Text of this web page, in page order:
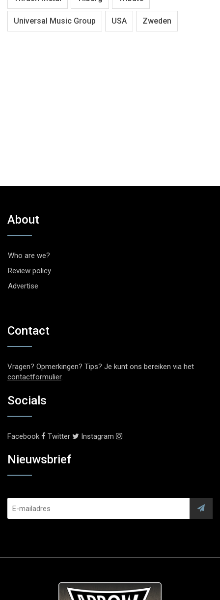
Universal Music Group USA Zweden
About
Who are we?
Review policy
Advertise
Contact
Vragen? Opmerkingen? Tips? Je kunt ons bereiken via het
contactformulier.
Socials
Facebook Twitter Instagram
Nieuwsbrief